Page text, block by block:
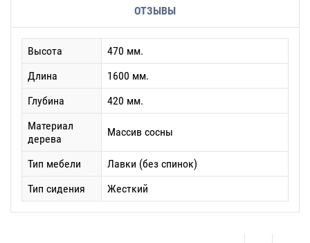
ОТЗЫВЫ
Высота
470 мм.
Длина
1600 мм.
Глубина
420 мм.
Материал
дерева
Массив сосны
Тип мебели
Лавки (без спинок)
Тип сидения
Жесткий